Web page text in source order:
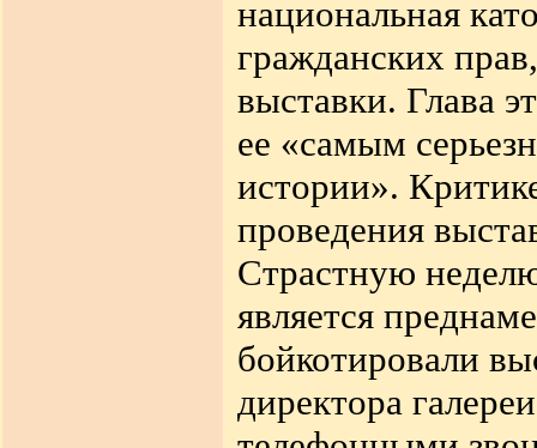
национальная
гражданских
выставки. Глава
ее «самым
истории».
проведения
Страстную
является
бойкотировали
директора